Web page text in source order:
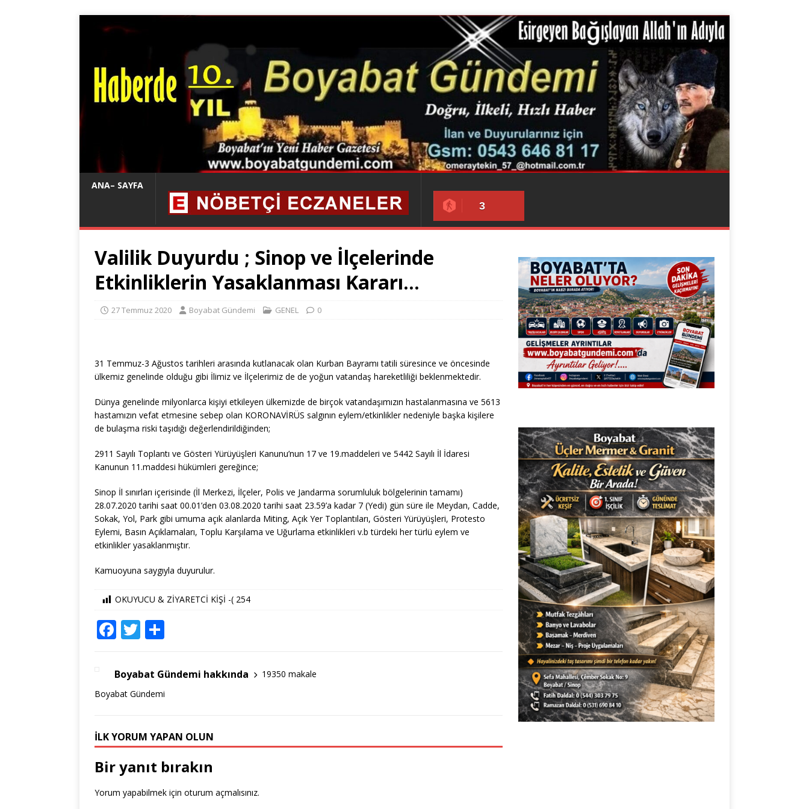
ANA– SAYFA
3
Valilik Duyurdu ; Sinop ve İlçelerinde
Etkinliklerin Yasaklanması Kararı…
27 Temmuz 2020 Boyabat Gündemi GENEL 0
31 Temmuz-3 Ağustos tarihleri arasında kutlanacak olan Kurban Bayramı tatili süresince ve öncesinde
ülkemiz genelinde olduğu gibi İlimiz ve İlçelerimiz de de yoğun vatandaş hareketliliği beklenmektedir.
Dünya genelinde milyonlarca kişiyi etkileyen ülkemizde de birçok vatandaşımızın hastalanmasına ve 5613
hastamızın vefat etmesine sebep olan KORONAVİRÜS salgının eylem/etkinlikler nedeniyle başka kişilere
de bulaşma riski taşıdığı değerlendirildiğinden;
2911 Sayılı Toplantı ve Gösteri Yürüyüşleri Kanunu’nun 17 ve 19.maddeleri ve 5442 Sayılı İl İdaresi
Kanunun 11.maddesi hükümleri gereğince;
Sinop İl sınırları içerisinde (İl Merkezi, İlçeler, Polis ve Jandarma sorumluluk bölgelerinin tamamı)
28.07.2020 tarihi saat 00.01’den 03.08.2020 tarihi saat 23.59’a kadar 7 (Yedi) gün süre ile Meydan, Cadde,
Sokak, Yol, Park gibi umuma açık alanlarda Miting, Açık Yer Toplantıları, Gösteri Yürüyüşleri, Protesto
Eylemi, Basın Açıklamaları, Toplu Karşılama ve Uğurlama etkinlikleri v.b türdeki her türlü eylem ve
etkinlikler yasaklanmıştır.
Kamuoyuna saygıyla duyurulur.
OKUYUCU & ZİYARETCİ KİŞİ -( 254
F
a
c
e
b
o
k
T
w
it
te
r
ar
e
Boyabat Gündemi hakkında
19350 makale
Boyabat Gündemi
İLK YORUM YAPAN OLUN
Bir yanıt bırakın
Yorum yapabilmek için oturum açmalısınız.